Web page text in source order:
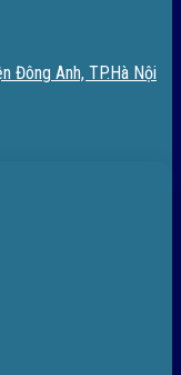
Đông Anh, TP.Hà Nội